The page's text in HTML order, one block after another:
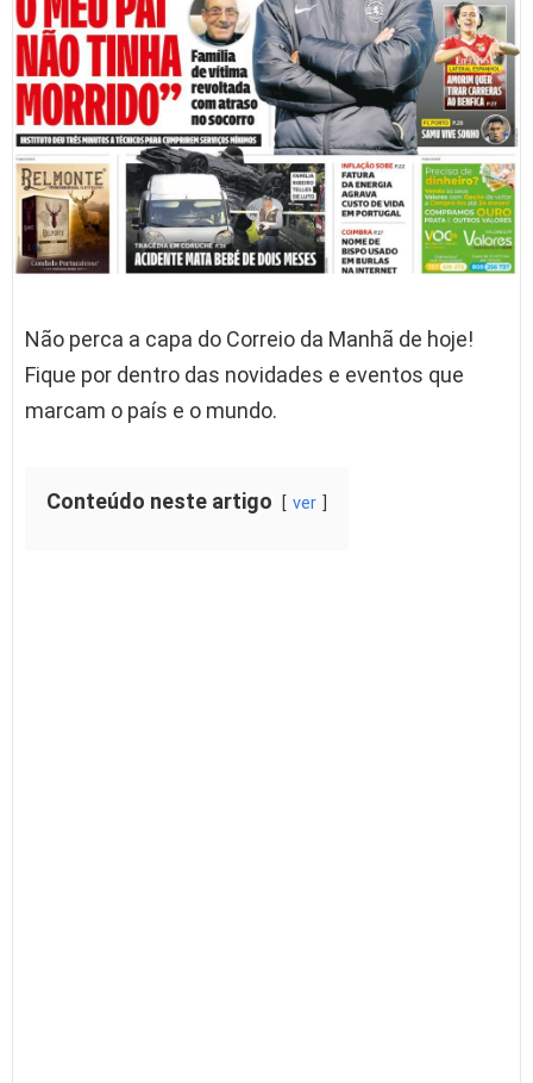
Não perca a capa do Correio da Manhã de hoje!
Fique por dentro das novidades e eventos que
marcam o país e o mundo.
Conteúdo neste artigo ver